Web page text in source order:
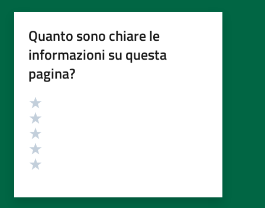
Quanto sono chiare le
informazioni su questa
pagina?
Valutazione